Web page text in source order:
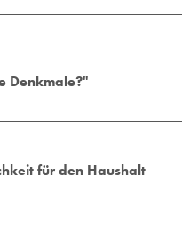
Denkmale?"
für den Haushalt